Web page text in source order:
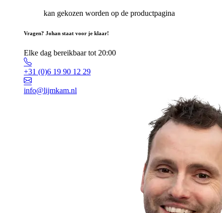
kan gekozen worden op de productpagina
Vragen? Johan staat voor je klaar!
Elke dag bereikbaar tot 20:00
+31 (0)6 19 90 12 29
info@lijmkam.nl